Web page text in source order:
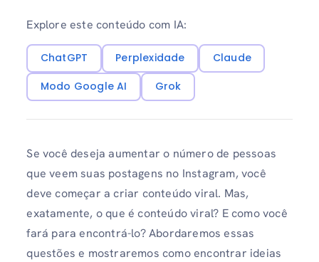
Explore este conteúdo com IA:
ChatGPT Perplexidade
Claude
Modo Google AI
Grok
Se você deseja aumentar o número de pessoas
que veem suas postagens no Instagram, você
deve começar a criar conteúdo viral. Mas,
exatamente, o que é conteúdo viral? E como você
fará para encontrá-lo? Abordaremos essas
questões e mostraremos como encontrar ideias